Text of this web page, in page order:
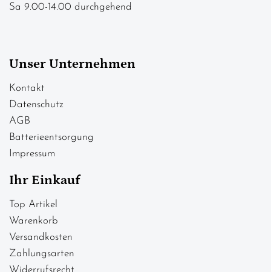
Sa 9.00-14.00 durchgehend
Unser Unternehmen
Kontakt
Datenschutz
AGB
Batterieentsorgung
Impressum
Ihr Einkauf
Top Artikel
Warenkorb
Versandkosten
Zahlungsarten